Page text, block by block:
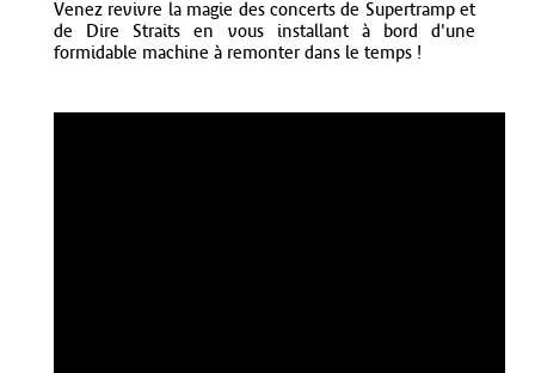
Venez revivre la magie des concerts de Supertramp et
de Dire Straits en vous installant à bord d'une
formidable machine à remonter dans le temps !